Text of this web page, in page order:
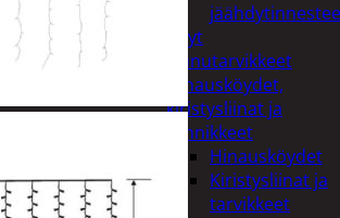
Öljyt
Perävaunutarvikkeet
Hinausköydet,
kiristysliinat ja
kiinnikkeet
Hinausköydet
Kiristysliinat ja
tarvikkeet